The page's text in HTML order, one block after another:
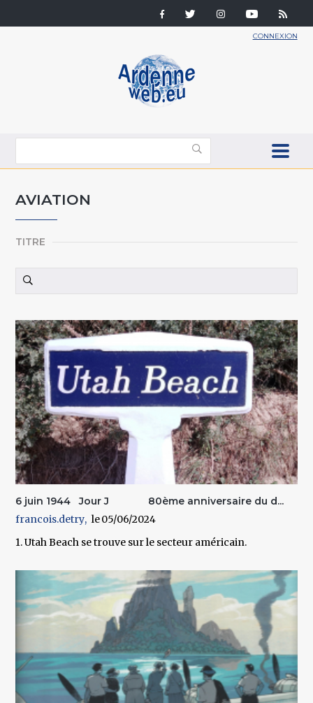
CONNEXION
AVIATION
TITRE
6 juin 1944 Jour J 80ème anniversaire du d...
francois.detry
05/06/2024
1. Utah Beach se trouve sur le secteur américain.